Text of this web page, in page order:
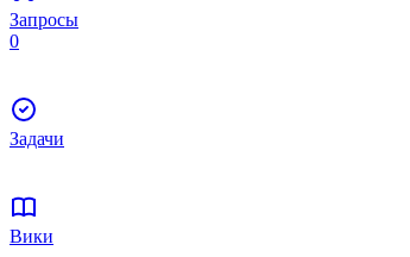
Запросы
0
Задачи
Вики